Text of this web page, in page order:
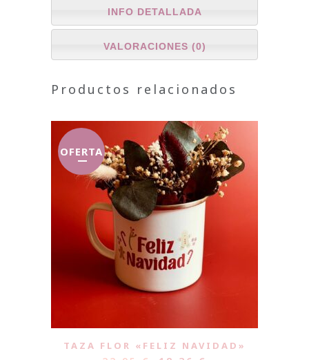
INFO DETALLADA
VALORACIONES (0)
Productos relacionados
OFERTA
TAZA FLOR «FELIZ NAVIDAD»